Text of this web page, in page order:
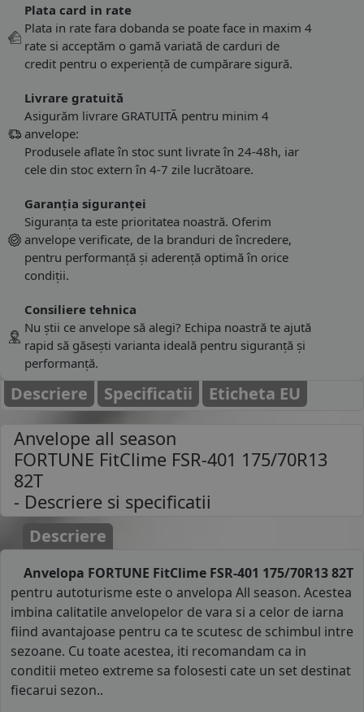
Plata card in rate
Plata in rate fara dobanda se poate face in maxim 4
rate si acceptăm o gamă variată de carduri de
credit pentru o experiență de cumpărare sigură.
Livrare gratuită
Asigurăm livrare GRATUITĂ pentru minim 4
anvelope:
Produsele aflate în stoc sunt livrate în 24-48h, iar
cele din stoc extern în 4-7 zile lucrătoare.
Garanția siguranței
Siguranța ta este prioritatea noastră. Oferim
anvelope verificate, de la branduri de încredere,
pentru performanță și aderență optimă în orice
condiții.
Consiliere tehnica
Nu știi ce anvelope să alegi? Echipa noastră te ajută
rapid să găsești varianta ideală pentru siguranță și
performanță.
Descriere Specificatii Eticheta EU
Anvelope all season
FORTUNE FitClime FSR-401 175/70R13
82T
- Descriere si specificatii
Descriere
Anvelopa FORTUNE FitClime FSR-401 175/70R13 82T
pentru autoturisme este o anvelopa All season. Acestea
imbina calitatile anvelopelor de vara si a celor de iarna
fiind avantajoase pentru ca te scutesc de schimbul intre
sezoane. Cu toate acestea, iti recomandam ca in
conditii meteo extreme sa folosesti cate un set destinat
fiecarui sezon..